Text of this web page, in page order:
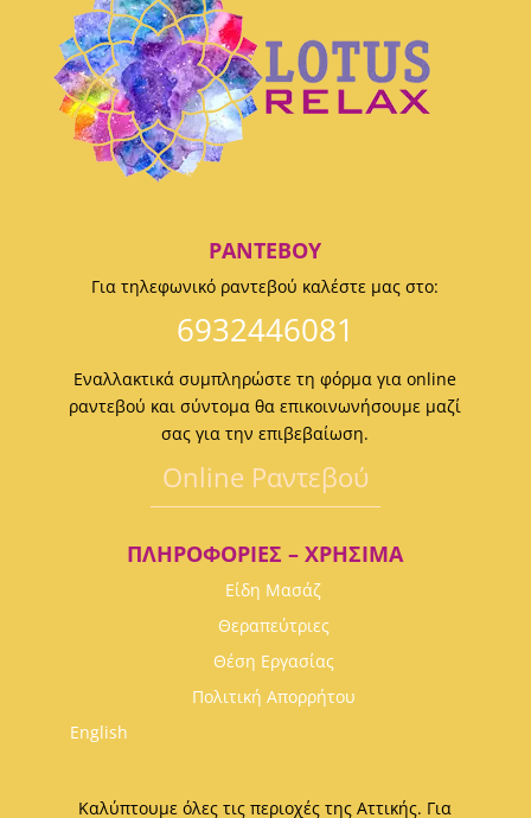
ΡΑΝΤΕΒΟΎ
Για τηλεφωνικό ραντεβού καλέστε μας στο:
6932446081
Εναλλακτικά συμπληρώστε τη φόρμα για online
ραντεβού και σύντομα θα επικοινωνήσουμε μαζί
σας για την επιβεβαίωση.
Οnline Ραντεβού
ΠΛΗΡΟΦΟΡΊΕΣ – ΧΡΉΣΙΜΑ
Είδη Μασάζ
Θεραπεύτριες
Θέση Εργασίας
Πολιτική Απορρήτου
English
Καλύπτουμε όλες τις περιοχές της Αττικής. Για